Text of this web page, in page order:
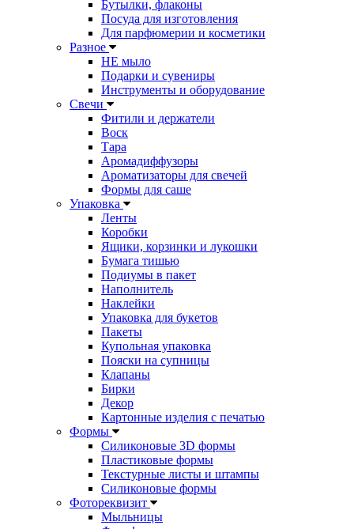
Бутылки, флаконы
Посуда для изготовления
Для парфюмерии и косметики
Разное
НЕ мыло
Подарки и сувениры
Инструменты и оборудование
Свечи
Фитили и держатели
Воск
Тара
Аромадиффузоры
Ароматизаторы для свечей
Формы для саше
Упаковка
Ленты
Коробки
Ящики, корзинки и лукошки
Бумага тишью
Подиумы в пакет
Наполнитель
Наклейки
Упаковка для букетов
Пакеты
Купольная упаковка
Пояски на супницы
Клапаны
Бирки
Декор
Картонные изделия с печатью
Формы
Силиконовые 3D формы
Пластиковые формы
Текстурные листы и штампы
Силиконовые формы
Фотореквизит
Мыльницы